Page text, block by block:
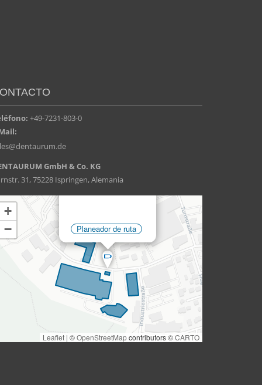
+49-7231-803-0
GmbH & Co. KG
31, 75228 Ispringen, Alemania